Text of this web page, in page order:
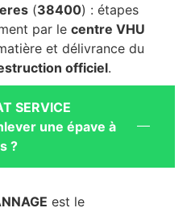
(38400) : étapes
par le centre VHU
et délivrance du
officiel.
SERVICE
une épave à
?
est le